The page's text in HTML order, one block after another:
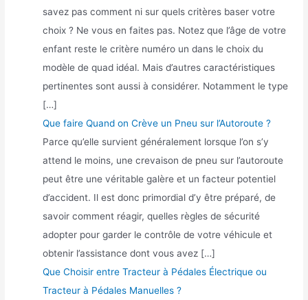
savez pas comment ni sur quels critères baser votre
choix ? Ne vous en faites pas. Notez que l’âge de votre
enfant reste le critère numéro un dans le choix du
modèle de quad idéal. Mais d’autres caractéristiques
pertinentes sont aussi à considérer. Notamment le type
[…]
Que faire Quand on Crève un Pneu sur l’Autoroute ?
Parce qu’elle survient généralement lorsque l’on s’y
attend le moins, une crevaison de pneu sur l’autoroute
peut être une véritable galère et un facteur potentiel
d’accident. Il est donc primordial d’y être préparé, de
savoir comment réagir, quelles règles de sécurité
adopter pour garder le contrôle de votre véhicule et
obtenir l’assistance dont vous avez […]
Que Choisir entre Tracteur à Pédales Électrique ou
Tracteur à Pédales Manuelles ?